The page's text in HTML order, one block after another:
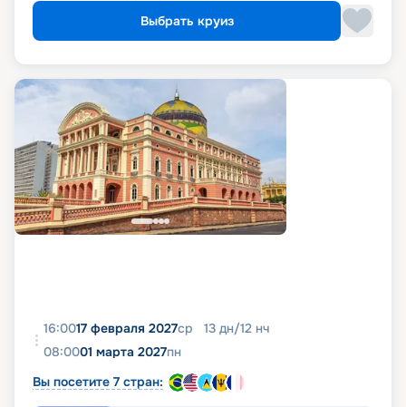
Выбрать круиз
16:0017 февраля 2027ср 13 дн/12 нч
08:0001 марта 2027пн
Вы посетите 7 стран: